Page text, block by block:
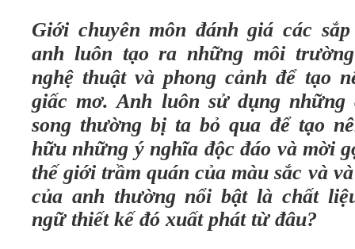
Giới chuyên môn đánh giá các
anh luôn tạo ra những môi
nghệ thuật và phong cảnh để tạo
giấc mơ. Anh luôn sử dụng những
song thường bị ta bỏ qua để tạo
hữu những ý nghĩa độc đáo và mời
thế giới trầm quán của màu sắc và
của anh thường nổi bật là chất
ngữ thiết kế đó xuất phát từ đâu?